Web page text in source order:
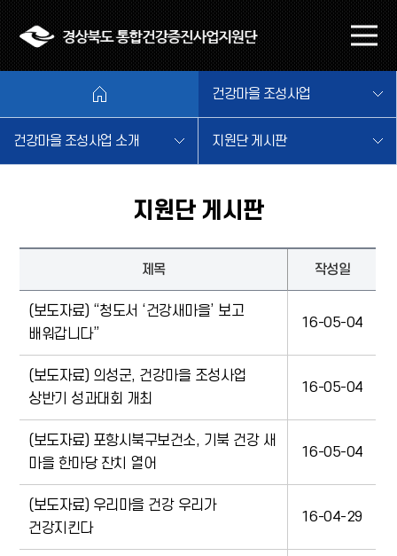
메
뉴
기
건강마을 조성사업
건강마을 조성사업 소개 지원단 게시판
지원단 게시판
제목 작성일
(보도자료) “청도서 ‘건강새마을’ 보고
배워갑니다”
16-05-04
(보도자료) 의성군, 건강마을 조성사업
상반기 성과대회 개최
16-05-04
(보도자료) 포항시북구보건소, 기북 건강 새
마을 한마당 잔치 열어
16-05-04
(보도자료) 우리마을 건강 우리가
건강지킨다
16-04-29